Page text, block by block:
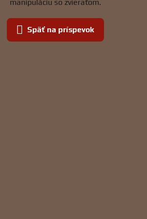
manipuláciu so zvieraťom.
Späť na príspevok